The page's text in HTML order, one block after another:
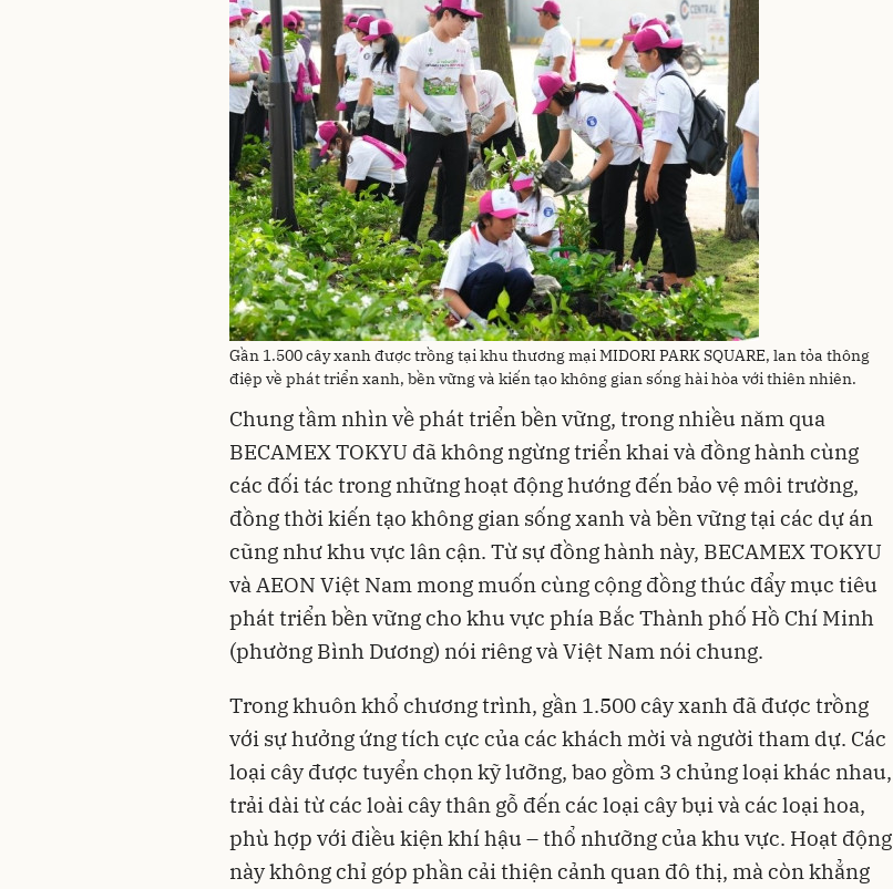
Gần 1.500 cây xanh được trồng tại khu thương mại MIDORI PARK SQUARE, lan tỏa thông
điệp về phát triển xanh, bền vững và kiến tạo không gian sống hài hòa với thiên nhiên.
Chung tầm nhìn về phát triển bền vững, trong nhiều năm qua
BECAMEX TOKYU đã không ngừng triển khai và đồng hành cùng
các đối tác trong những hoạt động hướng đến bảo vệ môi trường,
đồng thời kiến tạo không gian sống xanh và bền vững tại các dự án
cũng như khu vực lân cận. Từ sự đồng hành này, BECAMEX TOKYU
và AEON Việt Nam mong muốn cùng cộng đồng thúc đẩy mục tiêu
phát triển bền vững cho khu vực phía Bắc Thành phố Hồ Chí Minh
(phường Bình Dương) nói riêng và Việt Nam nói chung.
Trong khuôn khổ chương trình, gần 1.500 cây xanh đã được trồng
với sự hưởng ứng tích cực của các khách mời và người tham dự. Các
loại cây được tuyển chọn kỹ lưỡng, bao gồm 3 chủng loại khác nhau,
trải dài từ các loài cây thân gỗ đến các loại cây bụi và các loại hoa,
phù hợp với điều kiện khí hậu – thổ nhưỡng của khu vực. Hoạt động
này không chỉ góp phần cải thiện cảnh quan đô thị, mà còn khẳng